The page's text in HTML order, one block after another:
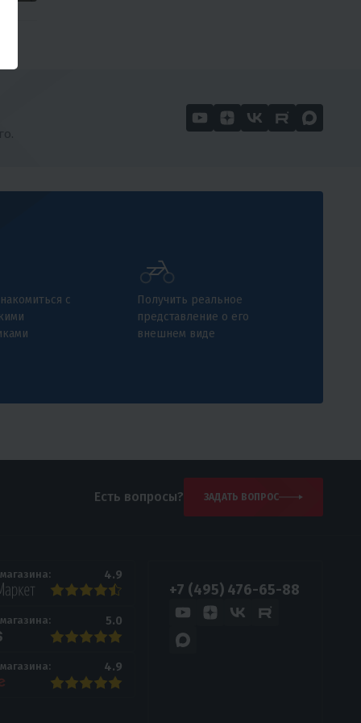
с
Получить реальное
представление о его
внешнем виде
Есть вопросы? ЗАДАТЬ ВОПРОС
4.9
5.0
4.9
+7 (495) 476-65-88